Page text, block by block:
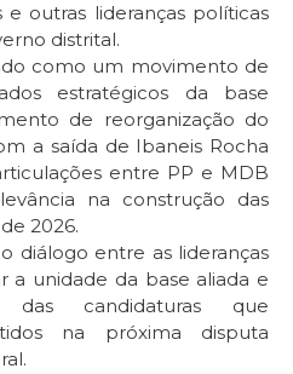
e outras lideranças políticas
distrital.
como um movimento de
estratégicos da base
de reorganização do
a saída de Ibaneis Rocha
entre PP e MDB
na construção das
2026.
diálogo entre as lideranças
a unidade da base aliada e
candidaturas que
na próxima disputa